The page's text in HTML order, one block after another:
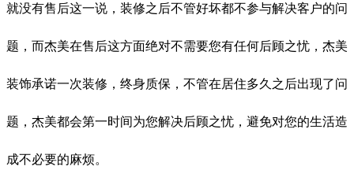
就没有售后这一说，装修之后不管好坏都不参与解决客户的问
题，而杰美在售后这方面绝对不需要您有任何后顾之忧，杰美
装饰承诺一次装修，终身质保，不管在居住多久之后出现了问
题，杰美都会第一时间为您解决后顾之忧，避免对您的生活造
成不必要的麻烦。